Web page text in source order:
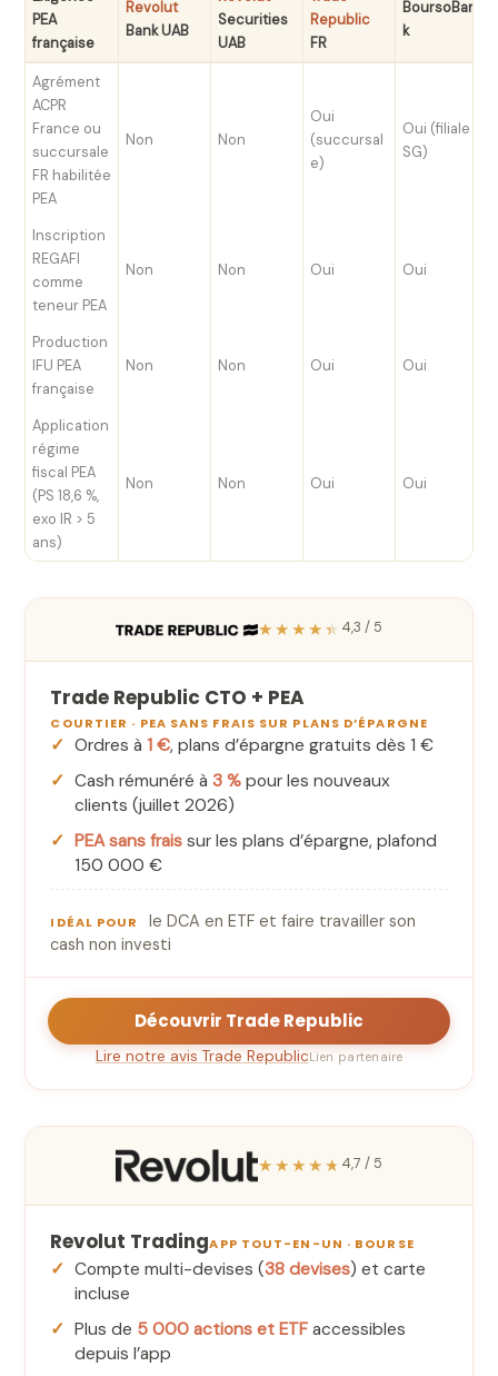
PEA
française
Revolut
Bank UAB
Securities
UAB
Republic
FR
BoursoBan
k
Agrément
ACPR
France ou
succursale
FR habilitée
PEA
Non Non
Oui
(succursal
e)
Oui (filiale
SG)
Inscription
REGAFI
comme
teneur PEA
Non Non Oui Oui
Production
IFU PEA
française
Non Non Oui Oui
Application
régime
fiscal PEA
(PS 18,6 %,
exo IR > 5
ans)
Non Non Oui Oui
★★★★★ 4,3 / 5
Trade Republic CTO + PEA
COURTIER · PEA SANS FRAIS SUR PLANS D’ÉPARGNE
Ordres à 1 €, plans d’épargne gratuits dès 1 €
Cash rémunéré à3 % pour les nouveaux
clients (juillet 2026)
PEA sans frais sur les plans d’épargne, plafond
150 000 €
IDÉAL POUR
le DCA en ETF et faire travailler son
cash non investi
Découvrir Trade Republic
Lire notre avis Trade RepublicLien partenaire
★★★★★ 4,7 / 5
Revolut TradingAPP TOUT-EN-UN · BOURSE
Compte multi-devises (38 devises) et carte
incluse
Plus de 5 000 actions et ETF accessibles
depuis l’app